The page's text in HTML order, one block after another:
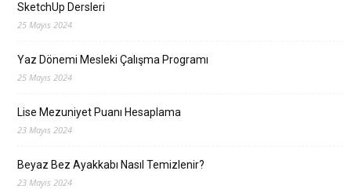
SketchUp Dersleri
25 Mayıs 2024
Yaz Dönemi Mesleki Çalışma Programı
25 Mayıs 2024
Lise Mezuniyet Puanı Hesaplama
23 Mayıs 2024
Beyaz Bez Ayakkabı Nasıl Temizlenir?
23 Mayıs 2024